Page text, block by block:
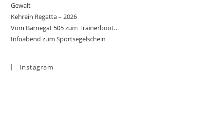
Gewalt
Kehrein Regatta – 2026
Vom Barnegat 505 zum Trainerboot…
Infoabend zum Sportsegelschein
Instagram